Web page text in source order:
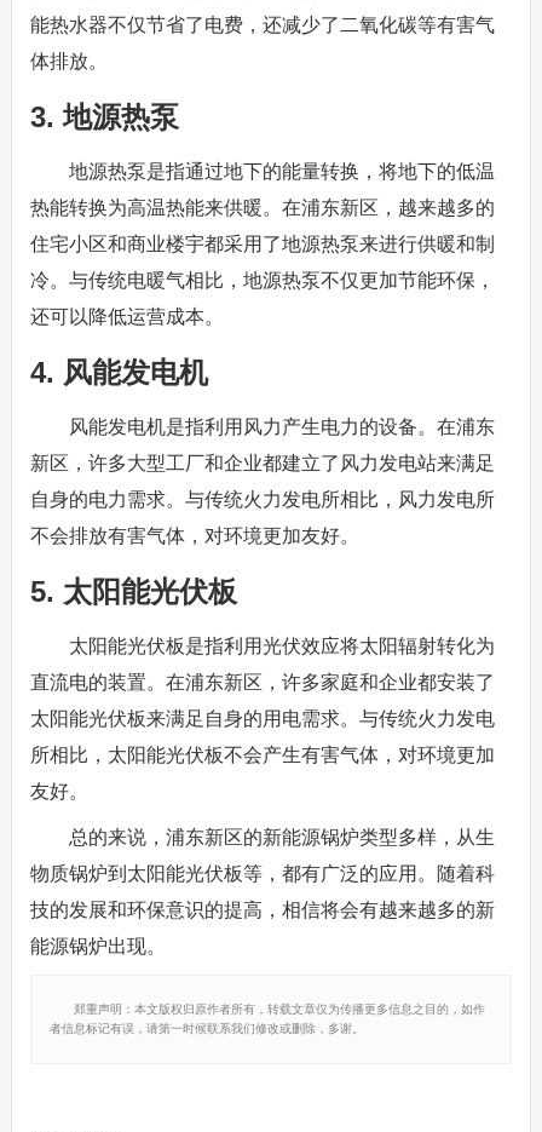
能热水器不仅节省了电费，还减少了二氧化碳等有害气
体排放。
3. 地源热泵
地源热泵是指通过地下的能量转换，将地下的低温
热能转换为高温热能来供暖。在浦东新区，越来越多的
住宅小区和商业楼宇都采用了地源热泵来进行供暖和制
冷。与传统电暖气相比，地源热泵不仅更加节能环保，
还可以降低运营成本。
4. 风能发电机
风能发电机是指利用风力产生电力的设备。在浦东
新区，许多大型工厂和企业都建立了风力发电站来满足
自身的电力需求。与传统火力发电所相比，风力发电所
不会排放有害气体，对环境更加友好。
5. 太阳能光伏板
太阳能光伏板是指利用光伏效应将太阳辐射转化为
直流电的装置。在浦东新区，许多家庭和企业都安装了
太阳能光伏板来满足自身的用电需求。与传统火力发电
所相比，太阳能光伏板不会产生有害气体，对环境更加
友好。
总的来说，浦东新区的新能源锅炉类型多样，从生
物质锅炉到太阳能光伏板等，都有广泛的应用。随着科
技的发展和环保意识的提高，相信将会有越来越多的新
能源锅炉出现。
郑重声明：本文版权归原作者所有，转载文章仅为传播更多信息之目的，如作
者信息标记有误，请第一时候联系我们修改或删除，多谢。